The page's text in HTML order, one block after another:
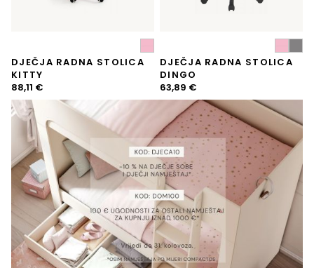
DJEČJA RADNA STOLICA
KITTY
88,11 €
DJEČJA RADNA STOLICA
DINGO
63,89 €